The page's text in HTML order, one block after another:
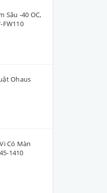
Sâu -40 OC,
FW110
Ohaus
Có Màn
1410